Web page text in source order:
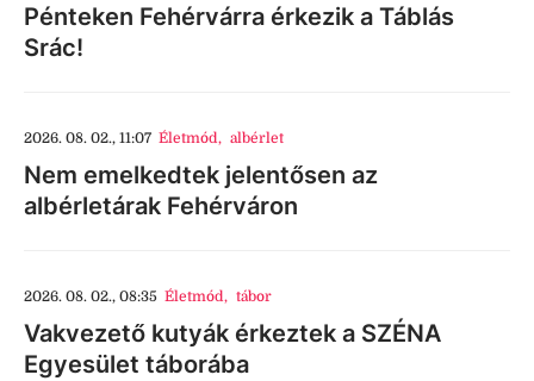
Pénteken Fehérvárra érkezik a Táblás
Srác!
2026. 08. 02., 11:07 Életmód, albérlet
Nem emelkedtek jelentősen az
albérletárak Fehérváron
2026. 08. 02., 08:35 Életmód, tábor
Vakvezető kutyák érkeztek a SZÉNA
Egyesület táborába